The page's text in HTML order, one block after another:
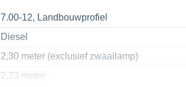
7.00-12, Landbouwprofiel
Diesel
2,30 meter (exclusief zwaailamp)
2,23 meter